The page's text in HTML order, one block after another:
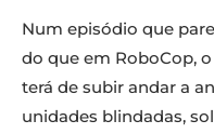
Num episódio que
do que em RoboCop,
terá de subir andar a
unidades blindadas,